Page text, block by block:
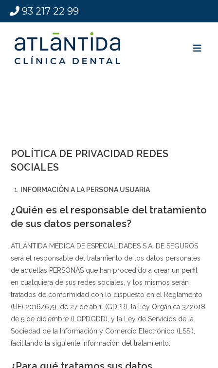
93 217 22 99
POLÍTICA DE PRIVACIDAD REDES
SOCIALES
INFORMACIÓN A LA PERSONA USUARIA
¿Quién es el responsable del tratamiento
de sus datos personales?
ATLÁNTIDA MÉDICA DE ESPECIALIDADES S.A. DE SEGUROS
será el responsable del tratamiento de los datos personales
de aquellas PERSONAS que han procedido a crear un perfil
en cualquiera de sus redes sociales, y los mismos serán
tratados de conformidad con lo dispuesto en el Reglamento
(UE) 2016/679, de 27 de abril (GDPR), la Ley Orgánica 3/2018,
de 5 de diciembre (LOPDGDD), y la Ley de Servicios de la
Sociedad de la Información y Comercio Electrónico (LSSI),
facilitando la siguiente información del tratamiento: